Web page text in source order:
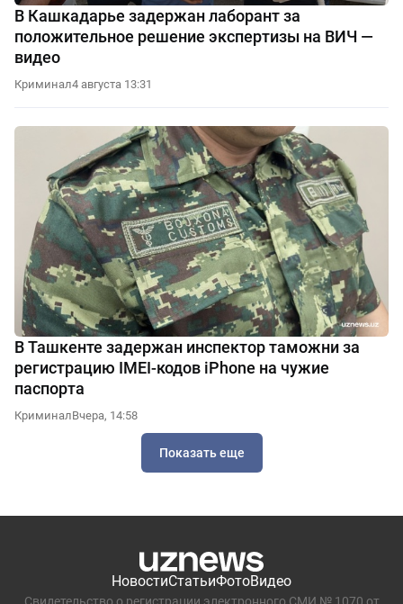
В Кашкадарье задержан лаборант за
положительное решение экспертизы на ВИЧ —
видео
Криминал4 августа 13:31
В Ташкенте задержан инспектор таможни за
регистрацию IMEI-кодов iPhone на чужие
паспорта
КриминалВчера, 14:58
Показать еще
НовостиСтатьиФотоВидео